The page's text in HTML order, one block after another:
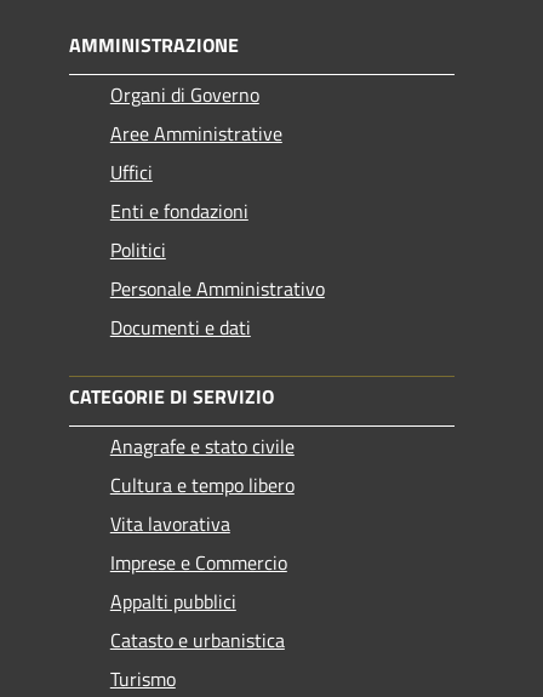
AMMINISTRAZIONE
Organi di Governo
Aree Amministrative
Uffici
Enti e fondazioni
Politici
Personale Amministrativo
Documenti e dati
CATEGORIE DI SERVIZIO
Anagrafe e stato civile
Cultura e tempo libero
Vita lavorativa
Imprese e Commercio
Appalti pubblici
Catasto e urbanistica
Turismo